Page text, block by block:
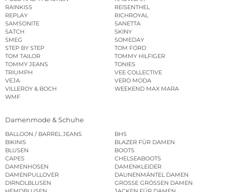
RAINKISS
REISENTHEL
REPLAY
RICHROYAL
SAMSONITE
SANETTA
SATCH
SKINY
SMEG
SOMEDAY
STEP BY STEP
TOM FORD
TOM TAILOR
TOMMY HILFIGER
TOMMY JEANS
TONIES
TRIUMPH
VEE COLLECTIVE
VEJA
VERO MODA
VILLEROY & BOCH
WEEKEND MAX MARA
WMF
Damenmode & Schuhe
BALLOON / BARREL JEANS
BHS
BIKINIS
BLAZER FÜR DAMEN
BLUSEN
BOOTS
CAPES
CHELSEABOOTS
DAMENHOSEN
DAMENKLEIDER
DAMENPULLOVER
DAUNENMÄNTEL DAMEN
DIRNDLBLUSEN
GROSSE GRÖSSEN DAMEN